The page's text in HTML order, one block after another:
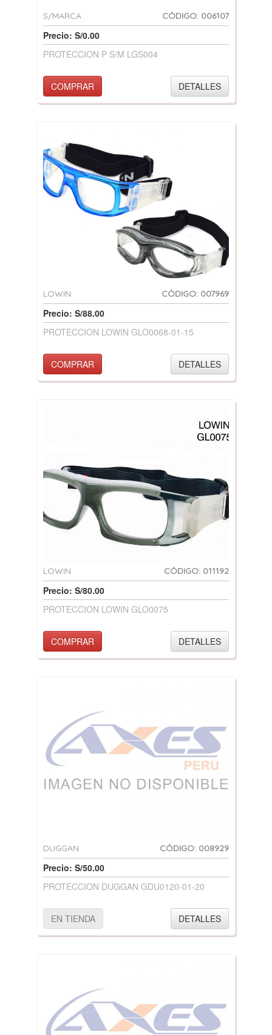
S/MARCA CÓDIGO: 006107
Precio: S/0.00
PROTECCION P S/M LGS004
COMPRAR DETALLES
LOWIN CÓDIGO: 007969
Precio: S/88.00
PROTECCION LOWIN GLO0068-01-15
COMPRAR DETALLES
LOWIN CÓDIGO: 011192
Precio: S/80.00
PROTECCION LOWIN GLO0075
COMPRAR DETALLES
DUGGAN CÓDIGO: 008929
Precio: S/50.00
PROTECCION DUGGAN GDU0120-01-20
EN TIENDA DETALLES